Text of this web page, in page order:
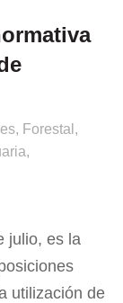
, Forestal ,
,
julio, es la
utilización de